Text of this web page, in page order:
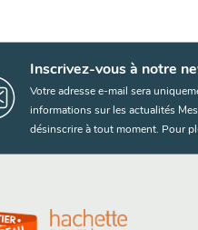
Inscrivez-vous à notre
Votre adresse e-mail sera
informations sur les actualités
désinscrire à tout moment. Pour